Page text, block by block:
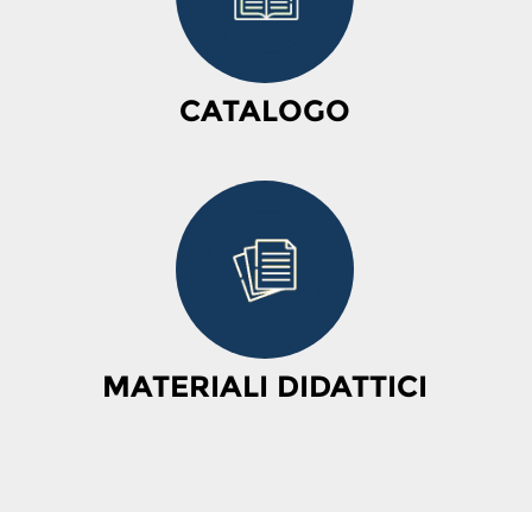
CATALOGO
MATERIALI DIDATTICI